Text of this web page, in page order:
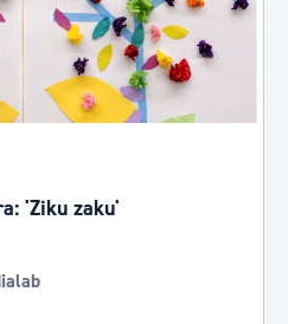
'Ziku zaku'